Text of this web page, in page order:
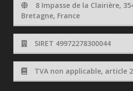
8 Impasse de la Clairière,
Bretagne, France
SIRET 49972278300044
TVA non applicable, article